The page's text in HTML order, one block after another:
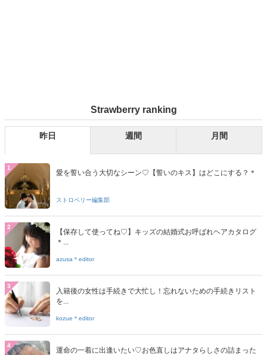
Strawberry ranking
昨日 週間 月間
1
愛を誓い合う大切なシーン♡【誓いのキス】はどこにする？＊
ストロベリー編集部
2
【保存して使ってね♡】キッズの結婚式お呼ばれヘアカタログ
＊...
azusa＊editor
3
入籍後の女性は手続きで大忙し！忘れないための手続きリスト
を...
kozue＊editor
4
運命の一着に出逢いたい♡お色直しはアナタらしさの詰まった